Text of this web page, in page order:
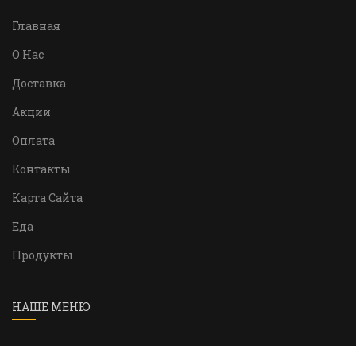
Главная
О Нас
Доставка
Акции
Оплата
Контакты
Карта Сайта
Еда
Продукты
НАШЕ МЕНЮ